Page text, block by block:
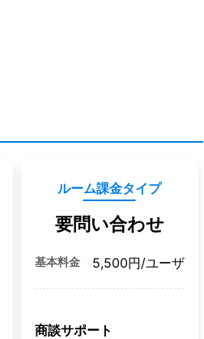
ルーム課金タイプ
要問い合わせ
基本料金 5,500円/ユーザ
商談サポート